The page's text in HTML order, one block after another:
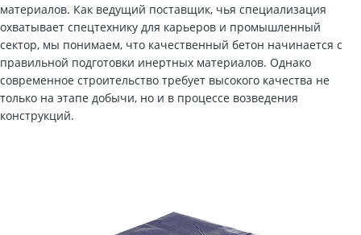
материалов. Как ведущий поставщик, чья специализация
охватывает спецтехнику для карьеров и промышленный
сектор, мы понимаем, что качественный бетон начинается с
правильной подготовки инертных материалов. Однако
современное строительство требует высокого качества не
только на этапе добычи, но и в процессе возведения
конструкций.